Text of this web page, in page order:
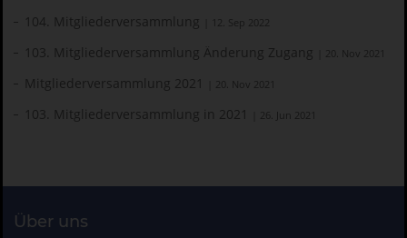
104. Mitgliederversammlung | 12. Sep 2022
103. Mitgliederversammlung Änderung Zugang | 20. Nov 2021
Mitgliederversammlung 2021 | 20. Nov 2021
103. Mitgliederversammlung in 2021 | 26. Jun 2021
Über uns